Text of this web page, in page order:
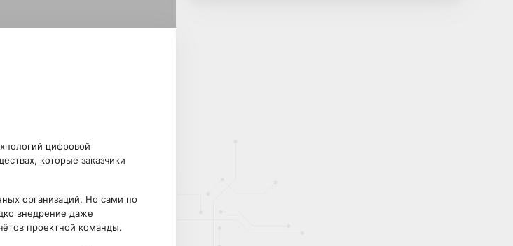
цифровой
которые заказчики
организаций. Но сами по
внедрение даже
проектной команды.